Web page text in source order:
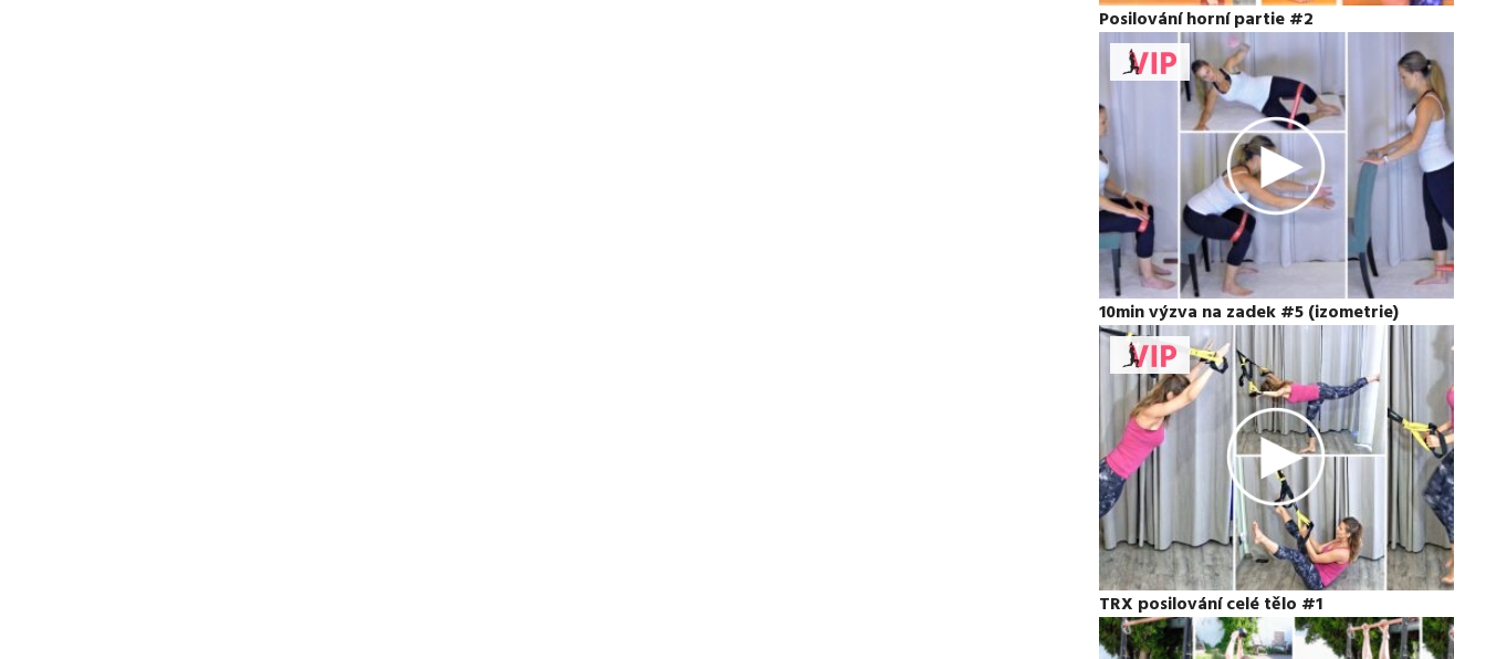
Posilování horní partie #2
10min výzva na zadek #5 (izometrie)
TRX posilování celé tělo #1